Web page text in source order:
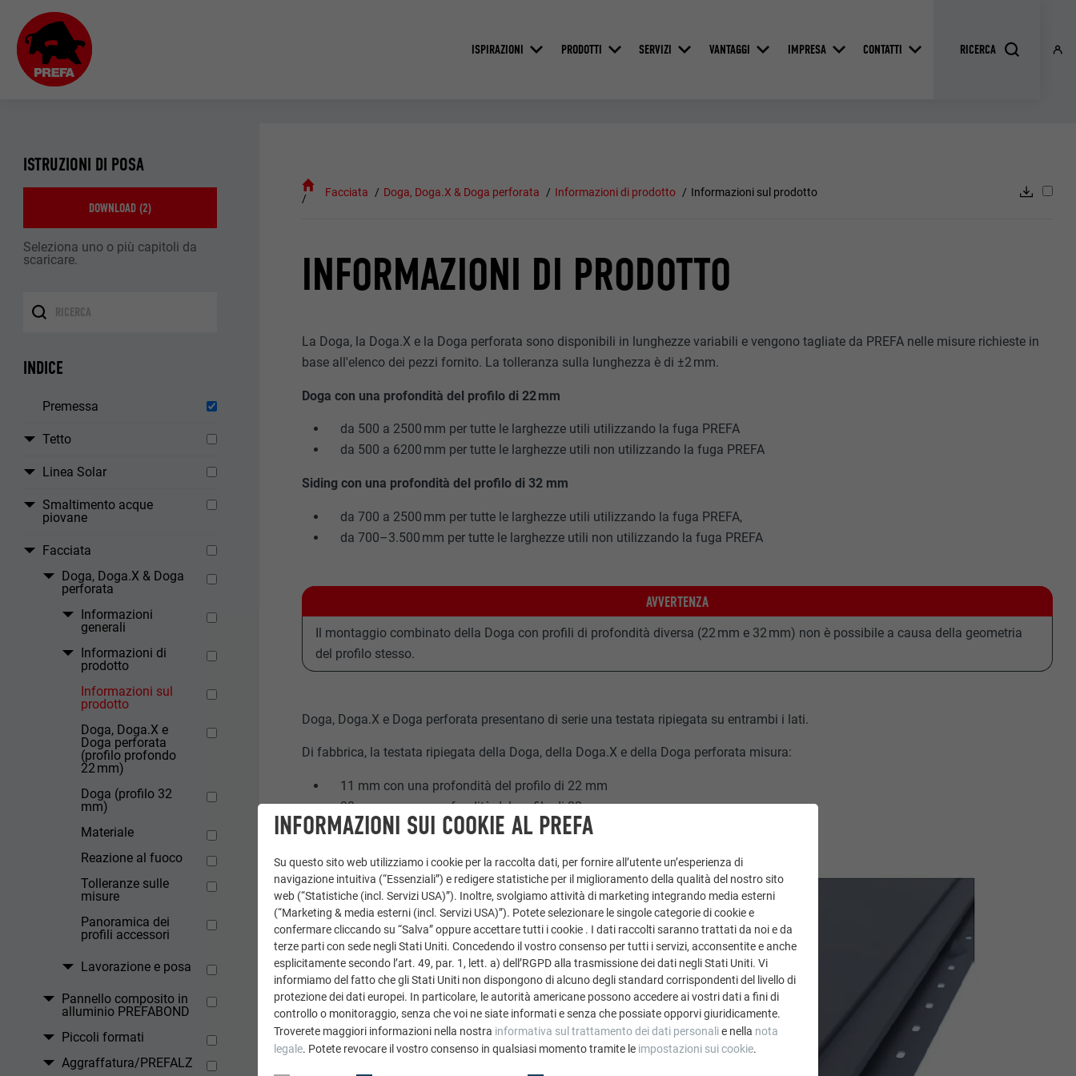
ISPIRAZIONI PRODOTTI SERVIZI VANTAGGI IMPRESA CONTATTI
ISTRUZIONI DI POSA
DOWNLOAD (2)
Seleziona uno o più capitoli da
scaricare.
INDICE
Premessa
Tetto
Linea Solar
Smaltimento acque
piovane
Facciata
Doga, Doga.X & Doga
perforata
Informazioni
generali
Informazioni di
prodotto
Informazioni sul
prodotto
Doga, Doga.X e
Doga perforata
(profilo profondo
22 mm)
Doga (profilo 32
mm)
Materiale
Reazione al fuoco
Tolleranze sulle
misure
Panoramica dei
profili accessori
Lavorazione e posa
Pannello composito in
alluminio PREFABOND
Piccoli formati
Aggraffatura/PREFALZ
Facciata Doga, Doga.X & Doga perforata Informazioni di prodotto Informazioni sul prodotto
INFORMAZIONI DI PRODOTTO
La Doga, la Doga.X e la Doga perforata sono disponibili in lunghezze variabili e vengono tagliate da PREFA nelle misure richieste in
base all'elenco dei pezzi fornito. La tolleranza sulla lunghezza è di ±2 mm.
Doga con una profondità del profilo di 22 mm
da 500 a 2500 mm per tutte le larghezze utili utilizzando la fuga PREFA
da 500 a 6200 mm per tutte le larghezze utili non utilizzando la fuga PREFA
Siding con una profondità del profilo di 32 mm
da 700 a 2500 mm per tutte le larghezze utili utilizzando la fuga PREFA,
da 700–3.500 mm per tutte le larghezze utili non utilizzando la fuga PREFA
AVVERTENZA
Il montaggio combinato della Doga con profili di profondità diversa (22 mm e 32 mm) non è possibile a causa della geometria
del profilo stesso.
Doga, Doga.X e Doga perforata presentano di serie una testata ripiegata su entrambi i lati.
Di fabbrica, la testata ripiegata della Doga, della Doga.X e della Doga perforata misura:
11 mm con una profondità del profilo di 22 mm
20 mm con una profondità del profilo di 32 mm
INFORMAZIONI SUI COOKIE AL PREFA
Su questo sito web utilizziamo i cookie per la raccolta dati, per fornire all’utente un’esperienza di
navigazione intuitiva (“Essenziali”) e redigere statistiche per il miglioramento della qualità del nostro sito
web (“Statistiche (incl. Servizi USA)”). Inoltre, svolgiamo attività di marketing integrando media esterni
(“Marketing & media esterni (incl. Servizi USA)”). Potete selezionare le singole categorie di cookie e
confermare cliccando su “Salva” oppure accettare tutti i cookie . I dati raccolti saranno trattati da noi e da
terze parti con sede negli Stati Uniti. Concedendo il vostro consenso per tutti i servizi, acconsentite e anche
esplicitamente secondo l’art. 49, par. 1, lett. a) dell’RGPD alla trasmissione dei dati negli Stati Uniti. Vi
informiamo del fatto che gli Stati Uniti non dispongono di alcuno degli standard corrispondenti del livello di
protezione dei dati europei. In particolare, le autorità americane possono accedere ai vostri dati a fini di
controllo o monitoraggio, senza che voi ne siate informati e senza che possiate opporvi giuridicamente.
Troverete maggiori informazioni nella nostra informativa sul trattamento dei dati personalie nella nota
legale. Potete revocare il vostro consenso in qualsiasi momento tramite le impostazioni sui cookie.